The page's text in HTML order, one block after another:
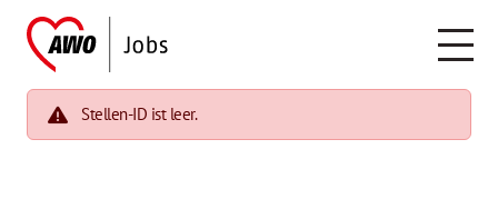
Stellen-ID ist leer.